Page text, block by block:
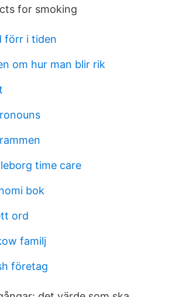
for smoking
förr i tiden
om hur man blir rik
time care
bok
ord
familj
företag